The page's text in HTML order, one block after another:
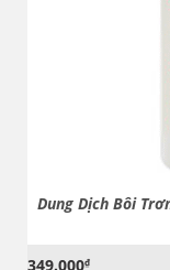
Dung Dịch Bôi
349.000₫